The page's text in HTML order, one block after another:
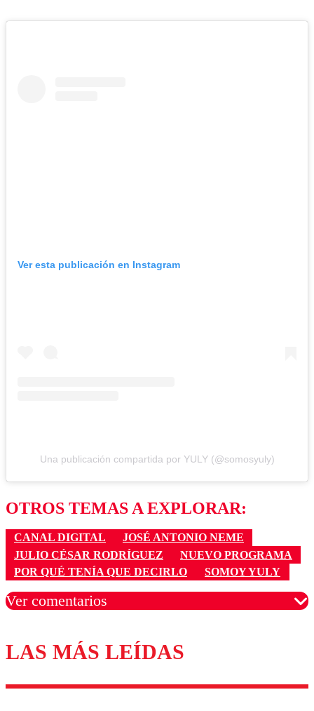
Ver esta publicación en Instagram
Una publicación compartida por YULY (@somosyuly)
OTROS TEMAS A EXPLORAR:
CANAL DIGITAL
JOSÉ ANTONIO NEME
JULIO CÉSAR RODRÍGUEZ
NUEVO PROGRAMA
POR QUÉ TENÍA QUE DECIRLO
SOMOY YULY
Ver comentarios
Los comentarios son moderados para garantizar un
diálogo respetuoso.
LAS MÁS LEÍDAS